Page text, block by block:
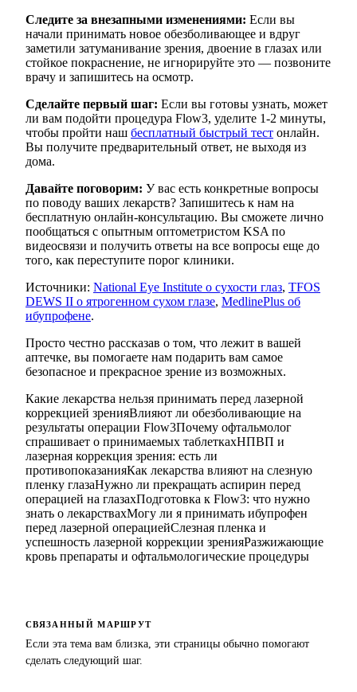
Следите за внезапными изменениями: Если вы
начали принимать новое обезболивающее и вдруг
заметили затуманивание зрения, двоение в глазах или
стойкое покраснение, не игнорируйте это — позвоните
врачу и запишитесь на осмотр.
Сделайте первый шаг: Если вы готовы узнать, может
ли вам подойти процедура Flow3, уделите 1-2 минуты,
чтобы пройти наш бесплатный быстрый тест онлайн.
Вы получите предварительный ответ, не выходя из
дома.
Давайте поговорим: У вас есть конкретные вопросы
по поводу ваших лекарств? Запишитесь к нам на
бесплатную онлайн-консультацию. Вы сможете лично
пообщаться с опытным оптометристом KSA по
видеосвязи и получить ответы на все вопросы еще до
того, как переступите порог клиники.
Источники: National Eye Institute о сухости глаз, TFOS
DEWS II о ятрогенном сухом глазе, MedlinePlus об
ибупрофене.
Просто честно рассказав о том, что лежит в вашей
аптечке, вы помогаете нам подарить вам самое
безопасное и прекрасное зрение из возможных.
Какие лекарства нельзя принимать перед лазерной
коррекцией зренияВлияют ли обезболивающие на
результаты операции Flow3Почему офтальмолог
спрашивает о принимаемых таблеткахНПВП и
лазерная коррекция зрения: есть ли
противопоказанияКак лекарства влияют на слезную
пленку глазаНужно ли прекращать аспирин перед
операцией на глазахПодготовка к Flow3: что нужно
знать о лекарствахМогу ли я принимать ибупрофен
перед лазерной операциейСлезная пленка и
успешность лазерной коррекции зренияРазжижающие
кровь препараты и офтальмологические процедуры
СВЯЗАННЫЙ МАРШРУТ
Если эта тема вам близка, эти страницы обычно помогают
сделать следующий шаг.